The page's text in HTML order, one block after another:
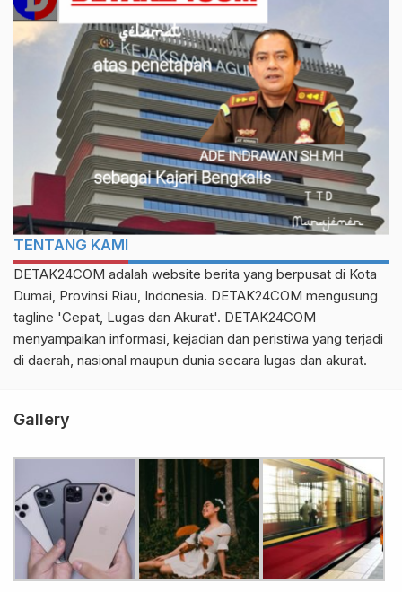
TENTANG KAMI
DETAK24COM adalah website berita yang berpusat di Kota
Dumai, Provinsi Riau, Indonesia. DETAK24COM mengusung
tagline 'Cepat, Lugas dan Akurat'. DETAK24COM
menyampaikan informasi, kejadian dan peristiwa yang terjadi
di daerah, nasional maupun dunia secara lugas dan akurat.
Gallery